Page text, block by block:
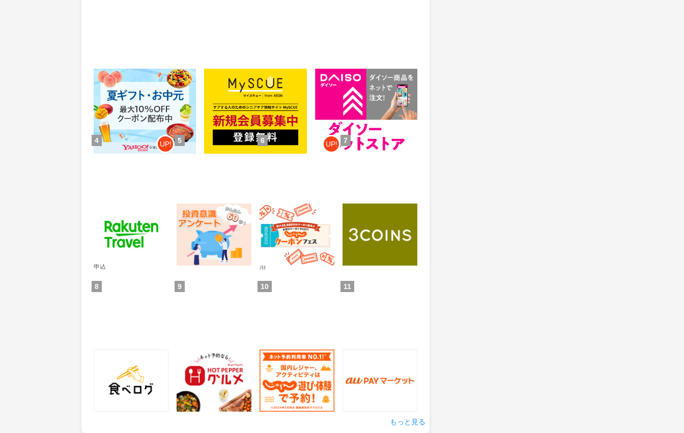
Yahoo!ショッピング(ヤフー シ
ョッピング)
0.46% 還元
獲得条件：お買い物
MySCUE（マイスキュー）
獲得条件：無料会員登録
公式通販【ダイソーネットスト
ア】
還元
獲得条件：お買い物
4 UP!
ポイント
通常：50ポイント
申込
レオンワークス 投資ア
ンケート
5
ポイント
獲得条件：その他(ため方)
じゃらんnet
6 UP!
0.6%
還元
通常：0.5%還元
獲得条件：ホテル・旅館宿
泊
ONLINE STORE（パル
クローゼットオンライ
7
1%還元
8
ポイント
獲得条件：サービス予約・
ホットペッパーグルメ
9
50 ポイント
獲得条件：店舗への来店
じゃらん 遊び・体験予
10
1.5%還元
獲得条件：サービス予約・
申込
11
0.5% 還元
もっと見る